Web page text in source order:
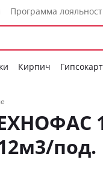
Программа
Кирпич
под.